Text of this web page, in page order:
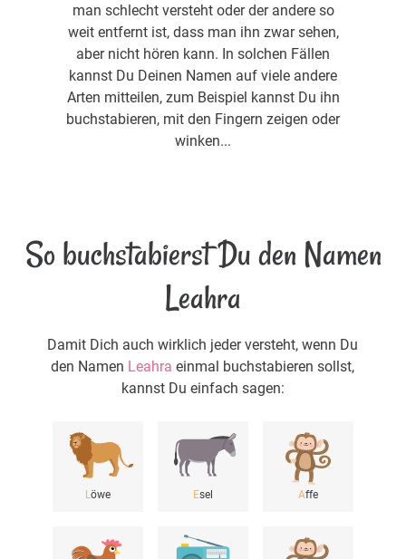
man schlecht versteht oder der andere so
weit entfernt ist, dass man ihn zwar sehen,
aber nicht hören kann. In solchen Fällen
kannst Du Deinen Namen auf viele andere
Arten mitteilen, zum Beispiel kannst Du ihn
buchstabieren, mit den Fingern zeigen oder
winken...
So buchstabierst Du den Namen
Leahra
Damit Dich auch wirklich jeder versteht, wenn Du
den Namen Leahra einmal buchstabieren sollst,
kannst Du einfach sagen:
Löwe Esel Affe